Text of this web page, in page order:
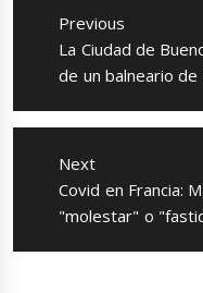
entradas
Previous
Previous
post:
La Ciudad de
de un balneario
Next
Next
post:
Covid en Francia:
"molestar" o